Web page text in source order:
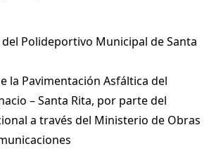
Polideportivo Municipal de Santa
la Pavimentación Asfáltica del
– Santa Rita, por parte del
a través del Ministerio de Obras